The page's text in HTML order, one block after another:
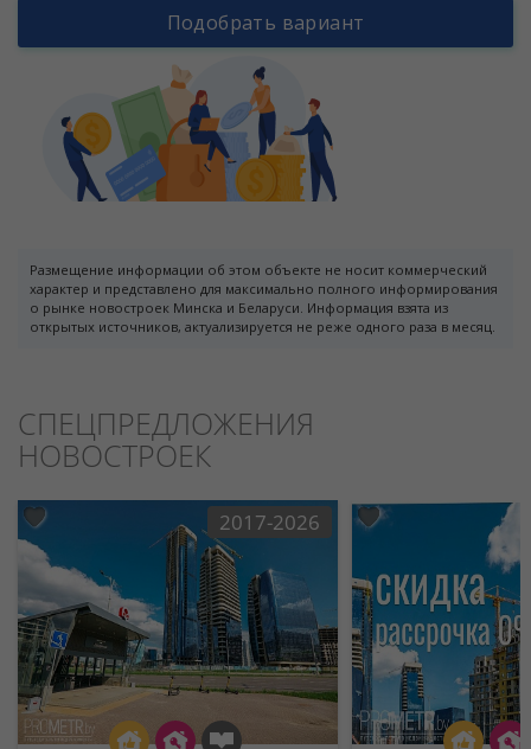
Подобрать вариант
Размещение информации об этом объекте не носит коммерческий
характер и представлено для максимально полного информирования
о рынке новостроек Минска и Беларуси. Информация взята из
открытых источников, актуализируется не реже одного раза в месяц.
СПЕЦПРЕДЛОЖЕНИЯ
НОВОСТРОЕК
2017-2026